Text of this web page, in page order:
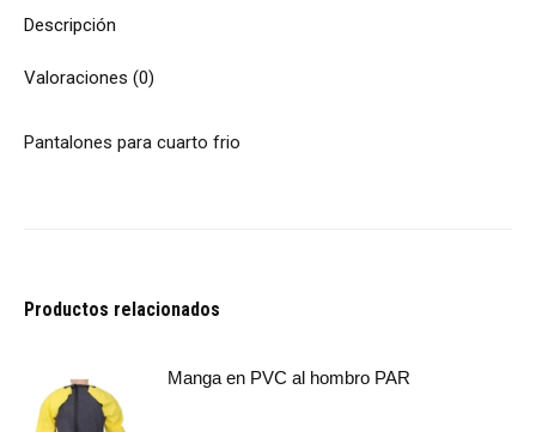
Descripción
Valoraciones (0)
Pantalones para cuarto frio
Productos relacionados
Manga en PVC al hombro PAR